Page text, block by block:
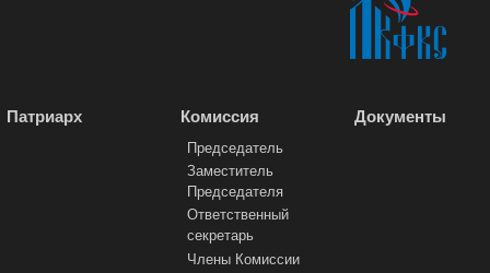
Патриарх Комиссия
Председатель
Заместитель
Председателя
Ответственный
секретарь
Члены Комиссии
Документы